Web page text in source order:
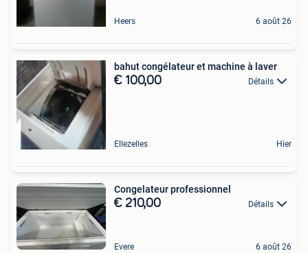
Heers 6 août 26
bahut congélateur et machine à laver
€ 100,00 Détails
Ellezelles Hier
Congelateur professionnel
€ 210,00 Détails
Evere 6 août 26